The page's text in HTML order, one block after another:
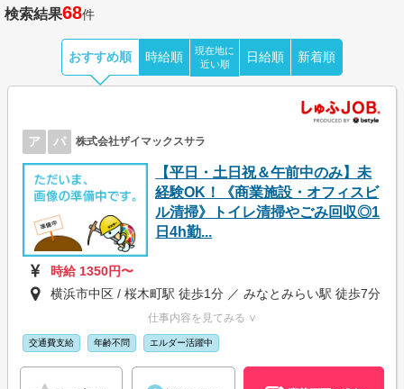
検索結果68件
おすすめ順 時給順
現在地に
近い順
日給順 新着順
ア パ 株式会社ザイマックスサラ
【平日・土日祝＆午前中のみ】未
経験OK！《商業施設・オフィスビ
ル清掃》トイレ清掃やごみ回収◎1
日4h勤...
時給 1350円〜
横浜市中区 / 桜木町駅 徒歩1分 ／ みなとみらい駅 徒歩7分
仕事内容を見てみる ∨
交通費支給 年齢不問 エルダー活躍中